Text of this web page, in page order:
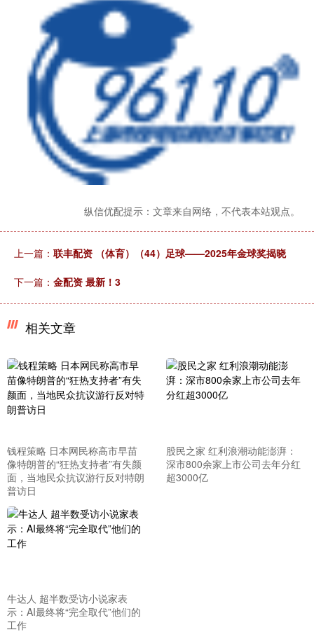
纵信优配提示：文章来自网络，不代表本站观点。
上一篇： 联丰配资 （体育）（44）足球——2025年金球奖揭晓
下一篇： 金配资 最新！3
相关文章
钱程策略 日本网民称高市早苗
像特朗普的“狂热支持者”有失颜
面，当地民众抗议游行反对特朗
普访日
股民之家 红利浪潮动能澎湃：
深市800余家上市公司去年分红
超3000亿
牛达人 超半数受访小说家表
示：AI最终将“完全取代”他们的
工作